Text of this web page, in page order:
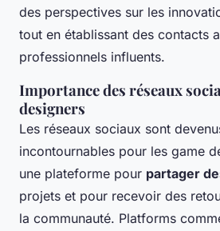
des perspectives sur les
tout en établissant des contacts
professionnels influents.
Importance des réseaux
designers
Les réseaux sociaux sont
incontournables pour les game
une plateforme pour partager
projets et pour recevoir des
la communauté. Platforms